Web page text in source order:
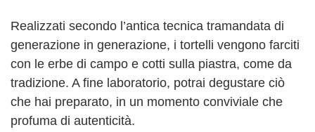
Realizzati secondo l’antica tecnica tramandata di
generazione in generazione, i tortelli vengono farciti
con le erbe di campo e cotti sulla piastra, come da
tradizione. A fine laboratorio, potrai degustare ciò
che hai preparato, in un momento conviviale che
profuma di autenticità.